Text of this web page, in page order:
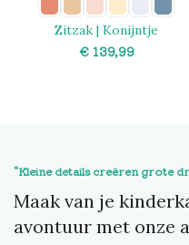
Zitzak | Konijntje
€
"Kleine details creëren grote
Maak van je
avontuur met onze